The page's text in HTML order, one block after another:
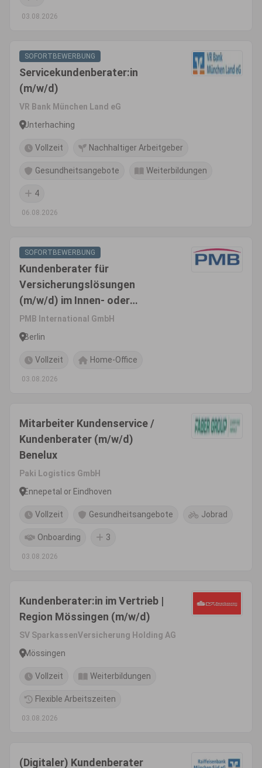
03.08.2026
SOFORTBEWERBUNG
Servicekundenberater:in
(m/w/d)
VR Bank München Land eG
Unterhaching
Vollzeit Nachhaltiger Arbeitgeber
Gesundheitsangebote Weiterbildungen
4
06.08.2026
SOFORTBEWERBUNG
Kundenberater für
Versicherungslösungen
(m/w/d) im Innen- oder
Außendienst
PMB International GmbH
Berlin
Vollzeit Home-Office
03.08.2026
Mitarbeiter Kundenservice /
Kundenberater (m/w/d)
Benelux
Paki Logistics GmbH
Ennepetal or Eindhoven
Vollzeit Gesundheitsangebote Jobrad
Onboarding 3
03.08.2026
Kundenberater:in im Vertrieb |
Region Mössingen (m/w/d)
SV SparkassenVersicherung Holding AG
Mössingen
Vollzeit Weiterbildungen
Flexible Arbeitszeiten
03.08.2026
(Digitaler) Kundenberater